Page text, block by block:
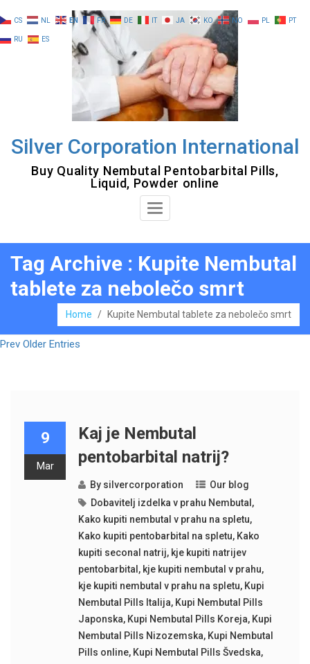
to
content
Silver Corporation International
Buy Quality Nembutal Pentobarbital Pills,
Liquid, Powder online
Toggle
Tag Archive : Kupite Nembutal
tablete za nebolečo smrt
Home / Kupite Nembutal tablete za nebolečo smrt
Prev Older Entries
9
Mar
Kaj je Nembutal
pentobarbital natrij?
By silvercorporation
Our blog
Dobavitelj izdelka v prahu Nembutal ,
Kako kupiti nembutal v prahu na spletu,
Kako kupiti pentobarbital na spletu, Kako
kupiti seconal natrij, kje kupiti natrijev
pentobarbital , kje kupiti nembutal v prahu,
kje kupiti nembutal v prahu na spletu, Kupi
Nembutal Pills Italija, Kupi Nembutal Pills
Japonska, Kupi Nembutal Pills Koreja, Kupi
Nembutal Pills Nizozemska, Kupi Nembutal
Pills online, Kupi Nembutal Pills Švedska,
CS NL EN FR DE IT JA KO NO PL PT
RU ES